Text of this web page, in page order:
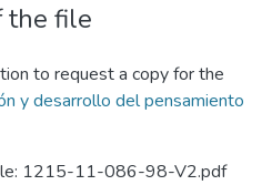
the file
to request a copy for the
y desarrollo del pensamiento
1215-11-086-98-V2.pdf